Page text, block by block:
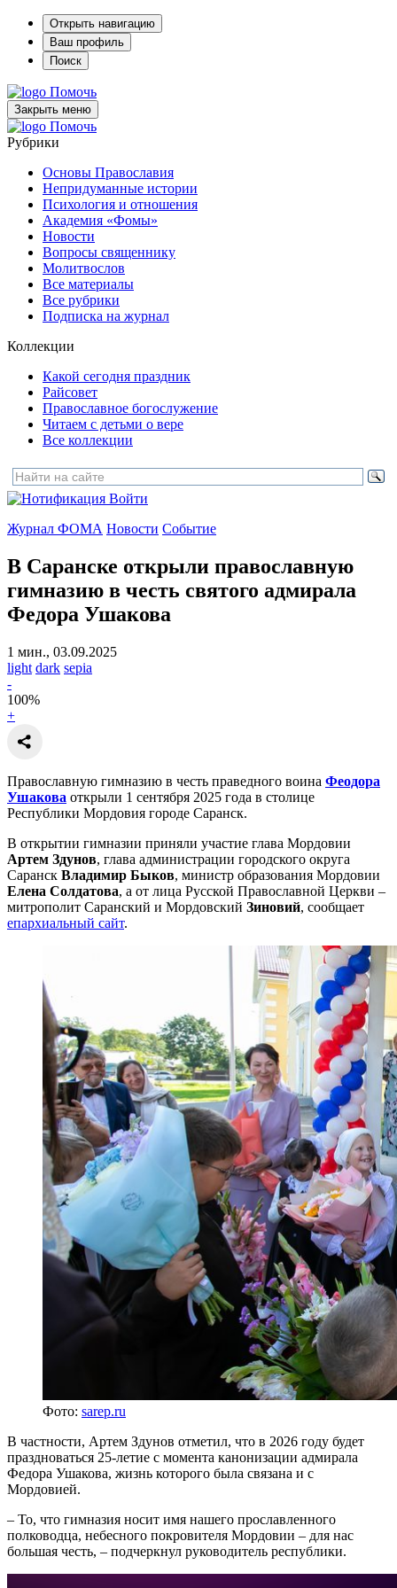
Открыть навигацию
Ваш профиль
Поиск
Помочь
Закрыть меню
Помочь
Рубрики
Основы Православия
Непридуманные истории
Психология и отношения
Академия «Фомы»
Новости
Вопросы священнику
Молитвослов
Все материалы
Все рубрики
Подписка на журнал
Коллекции
Какой сегодня праздник
Райсовет
Православное богослужение
Читаем с детьми о вере
Все коллекции
Войти
Журнал ФОМА Новости Событие
В Саранске открыли православную
гимназию в честь святого адмирала
Федора Ушакова
1 мин., 03.09.2025
light dark sepia
-
100%
+
Православную гимназию в честь праведного воина Феодора
Ушакова открыли 1 сентября 2025 года в столице
Республики Мордовия городе Саранск.
В открытии гимназии приняли участие глава Мордовии
Артем Здунов, глава администрации городского округа
Саранск Владимир Быков, министр образования Мордовии
Елена Солдатова, а от лица Русской Православной Церкви –
митрополит Саранский и Мордовский Зиновий, сообщает
епархиальный сайт.
Фото: sarep.ru
В частности, Артем Здунов отметил, что в 2026 году будет
праздноваться 25-летие с момента канонизации адмирала
Федора Ушакова, жизнь которого была связана и с
Мордовией.
– То, что гимназия носит имя нашего прославленного
полководца, небесного покровителя Мордовии – для нас
большая честь, – подчеркнул руководитель республики.